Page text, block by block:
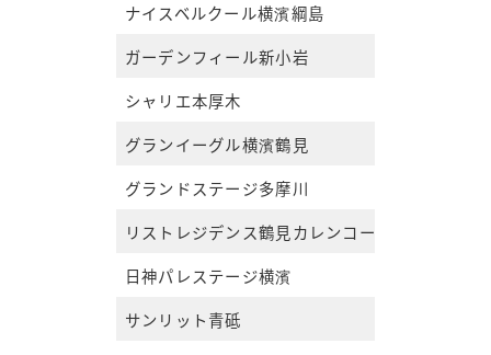
ナイスベルクール横濱綱島
ガーデンフィール新小岩
シャリエ本厚木
グランイーグル横濱鶴見
グランドステージ多摩川
リストレジデンス鶴見カレンコート
日神パレステージ横濱
サンリット青砥